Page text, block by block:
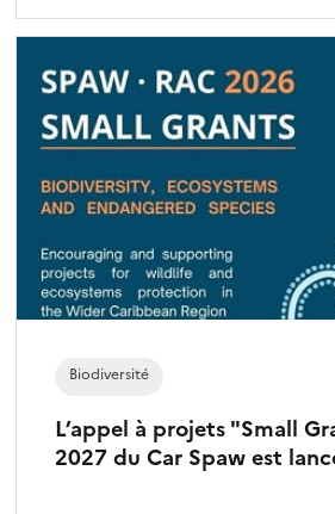
L’appel à projets "Small
2027 du Car Spaw est
Biodiversité